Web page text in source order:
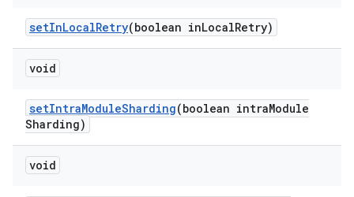
setInLocalRetry(boolean inLocalRetry)
void
setIntraModuleSharding(boolean intraModule
Sharding)
void